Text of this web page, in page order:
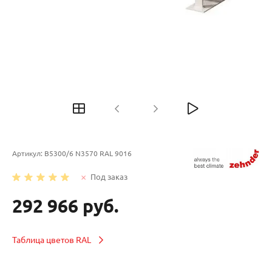
Артикул: B5300/6 N3570 RAL 9016
Под заказ
292 966 руб.
Таблица цветов RAL